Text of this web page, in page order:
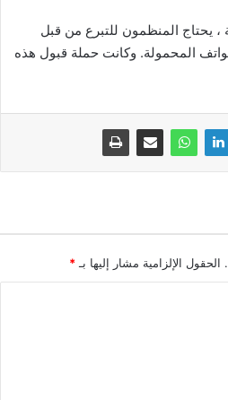
يحتاج المنظمون للتبرع من قبل
المحمولة. وكانت حملة قبول هذه
الحقول الإلزامية مشار إليها بـ *